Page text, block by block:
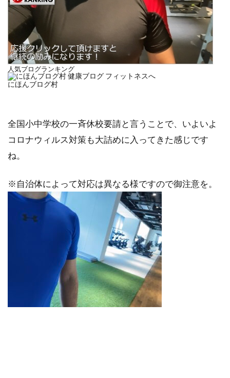
人気ブログランキング
にほんブログ村
全国小中学校の一斉休校要請と言うことで、いよいよ
コロナウィルス対策も大詰めに入ってきた感じです
ね。
※自治体によって対応は異なる様ですので御注意を。